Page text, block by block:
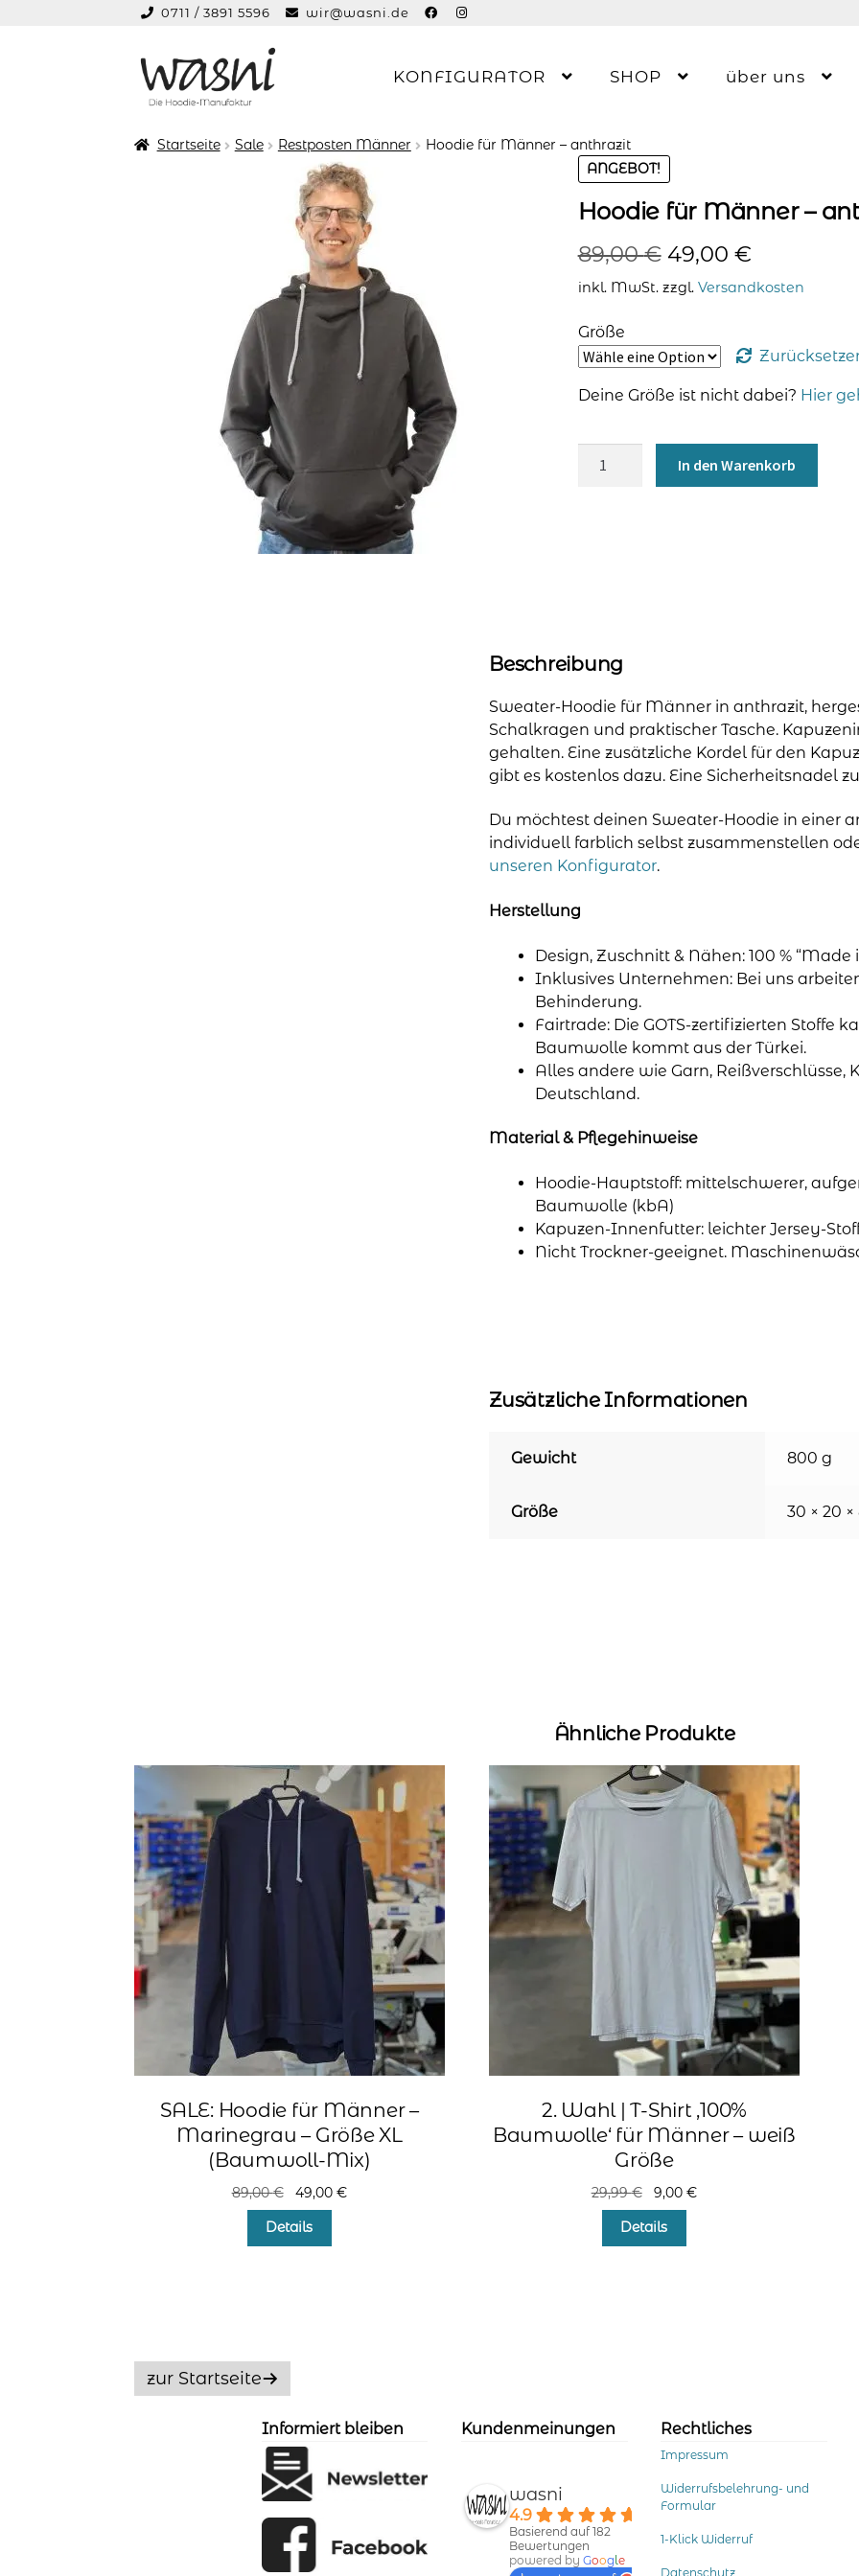
0711 / 3891 5596 wir@wasni.de
Zur
springen
Zum
springen
KONFIGURATOR SHOP über uns
Startseite Sale Restposten Männer
Hoodie für Männer – anthrazit
ANGEBOT!
Hoodie für Männer –
89,00€ Ursprünglicher
Preis
89,00 €
49,00 €Aktueller
Preis
49,00 €.
inkl. MwSt. zzgl. Versandkosten
Größe
Deine Größe ist nicht dabei? Hier
In den Warenkorb
Beschreibung
Sweater-Hoodie für Männer in anthrazit,
Schalkragen und praktischer Tasche.
gehalten. Eine zusätzliche Kordel für den
gibt es kostenlos dazu. Eine Sicherheitsnadel
Du möchtest deinen Sweater-Hoodie in einer
individuell farblich selbst zusammenstellen
unseren Konfigurator.
Herstellung
Design, Zuschnitt & Nähen: 100 % “Made
Inklusives Unternehmen: Bei uns
Behinderung.
Fairtrade: Die GOTS-zertifizierten Stoffe
Baumwolle kommt aus der Türkei.
Alles andere wie Garn, Reißverschlüsse,
Deutschland.
Material & Pflegehinweise
Hoodie-Hauptstoff: mittelschwerer,
Baumwolle (kbA)
Kapuzen-Innenfutter: leichter Jersey-
Nicht Trockner-geeignet.
Zusätzliche Informationen
Gewicht 800 g
Größe 30 × 20
Ähnliche Produkte
SALE: Hoodie für Männer –
Marinegrau – Größe XL
(Baumwoll-Mix)
89,00€
Ursprünglicher
Preis
war:
89,00 €
49,00€Aktueller
Details
2. Wahl | T-Shirt ‚100%
Baumwolle‘ für Männer – weiß
Größe
29,99€
Ursprünglicher
Preis
war:
29,99 €
9,00€Aktueller
Details
der
Produktseite
gewählt
werden
zur Startseite
Informiert bleiben Kundenmeinungen
wasni
4.9
Basierend auf 182
Bewertungen
powered byGoogle
Rechtliches
Impressum
Widerrufsbelehrung- und
Formular
1-Klick Widerruf
Datenschutz